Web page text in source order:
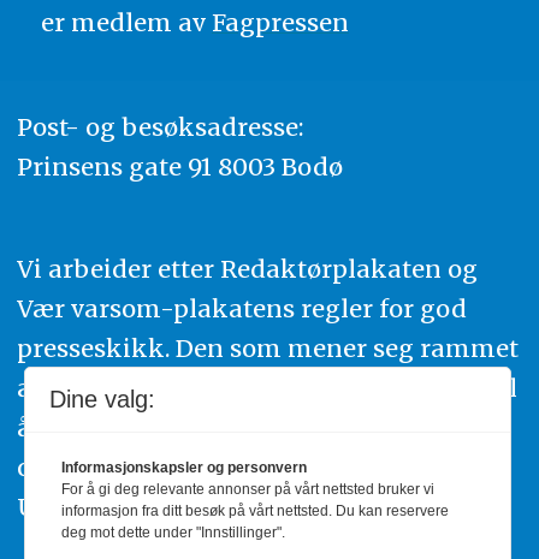
er medlem av Fagpressen
Post- og besøksadresse:
Prinsens gate 91 8003 Bodø
Vi arbeider etter Redaktørplakaten og
Vær varsom-plakatens regler for god
presseskikk. Den som mener seg rammet
av urettmessig publisering, oppfordres til
å ta kontakt med redaksjonen. Du kan
også klage inn saker til Pressens Faglige
Utvalg,www.pfu.no.
Dine valg:
Informasjonskapsler og personvern
For å gi deg relevante annonser på vårt nettsted bruker vi
informasjon fra ditt besøk på vårt nettsted. Du kan reservere
deg mot dette under "Innstillinger".